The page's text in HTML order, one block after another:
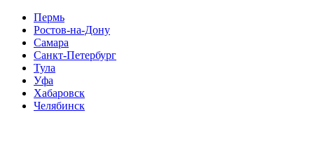
Пермь
Ростов-на-Дону
Самара
Санкт-Петербург
Тула
Уфа
Хабаровск
Челябинск